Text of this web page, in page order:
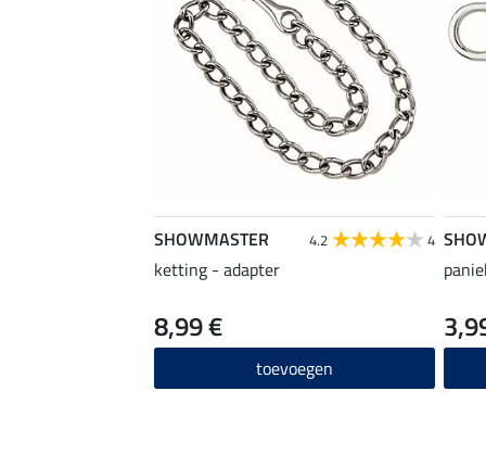
SHOWMASTER 4.2 4
ketting - adapter
8,99 €
toevoegen